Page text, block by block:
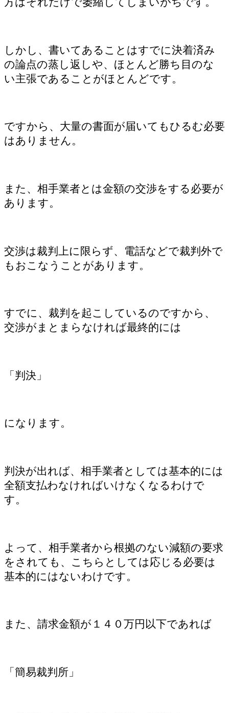
しかし、書いてあることはすでに決着済み
の論点の蒸し返しや、ほとんど勝ち目のな
い主張であることがほとんどです。
ですから、大量の書面が届いてもひるむ必要
はありません。
また、相手業者とは金額の交渉をする必要が
あります。
交渉は裁判上に限らず、電話などで裁判外で
もおこなうことがあります。
すでに、裁判を起こしているのですから、
交渉がまとまらなければ最終的には
「判決」
になります。
判決が出れば、相手業者としては基本的には
全額支払わなければいけなくなるわけで
す。
よって、相手業者から根拠のない減額の要求
をされても、こちらとしては応じる必要は
基本的にはないわけです。
また、請求金額が１４０万円以下であれば
「簡易裁判所」